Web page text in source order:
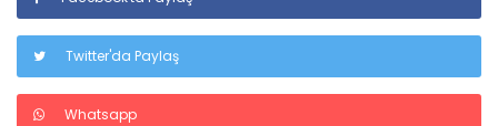
Twitter'da Paylaş
Whatsapp